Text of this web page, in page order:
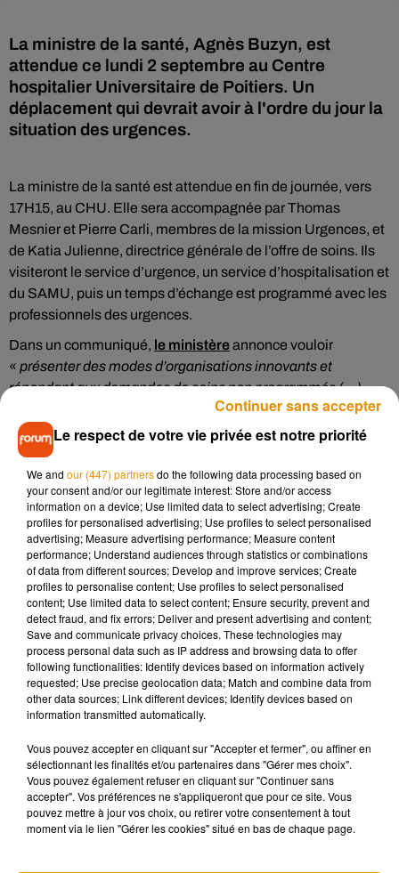
La ministre de la santé, Agnès Buzyn, est
attendue ce lundi 2 septembre au Centre
hospitalier Universitaire de Poitiers. Un
déplacement qui devrait avoir à l'ordre du jour la
situation des urgences.
La ministre de la santé est attendue en fin de journée, vers
17H15, au CHU. Elle sera accompagnée par Thomas
Mesnier et Pierre Carli, membres de la mission Urgences, et
de Katia Julienne, directrice générale de l’offre de soins. Ils
visiteront le service d’urgence, un service d’hospitalisation et
du SAMU, puis un temps d’échange est programmé avec les
professionnels des urgences.
Dans un communiqué, le ministèreannonce vouloir
« présenter des modes d’organisations innovants et
répondant aux demandes de soins non programmés (…)
Cette visite montera les réponses possibles pour l’accueil
des patients sans rendez-vous».
À noter qu’à ce jour, 240 services d’urgences en France sont
en grève, dont celui de Poitiers. Le mouvement a été lancé il
y a cinq mois, et ne cesse de grossir. Les médecins
menacent même de se joindre au mouvement mi-
septembre. Pour rappel, les grévistes réclament plus de
moyens humains et financiers, et plus de lits pour accueillir
les patients.
Musique
7 août 2026
Madonna sort enfin le remix de « Love
Sensation » avec Kylie Minogue
Le respect de votre vie privée est notre priorité
We and our (447) partnersdo the following data processing based on
your consent and/or our legitimate interest: Store and/or access
information on a device; Use limited data to select advertising; Create
profiles for personalised advertising; Use profiles to select personalised
advertising; Measure advertising performance; Measure content
performance; Understand audiences through statistics or combinations
of data from different sources; Develop and improve services; Create
profiles to personalise content; Use profiles to select personalised
content; Use limited data to select content; Ensure security, prevent and
detect fraud, and fix errors; Deliver and present advertising and content;
Save and communicate privacy choices. These technologies may
process personal data such as IP address and browsing data to offer
following functionalities: Identify devices based on information actively
requested; Use precise geolocation data; Match and combine data from
other data sources; Link different devices; Identify devices based on
information transmitted automatically.
Vous pouvez accepter en cliquant sur "Accepter et fermer", ou affiner en
sélectionnant les finalités et/ou partenaires dans "Gérer mes choix".
Vous pouvez également refuser en cliquant sur "Continuer sans
accepter". Vos préférences ne s'appliqueront que pour ce site. Vous
pouvez mettre à jour vos choix, ou retirer votre consentement à tout
moment via le lien "Gérer les cookies" situé en bas de chaque page.
Continuer sans accepter